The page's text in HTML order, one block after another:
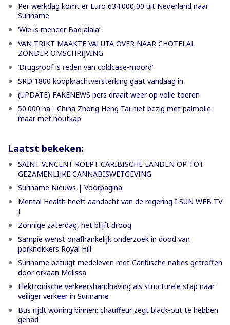
Per werkdag komt er Euro 634.000,00 uit Nederland naar
Suriname
‘Wie is meneer Badjalala’
VAN TRIKT MAAKTE VALUTA OVER NAAR CHOTELAL
ZONDER OMSCHRIJVING
’Drugsroof is reden van coldcase-moord’
SRD 1800 koopkrachtversterking gaat vandaag in
(UPDATE) FAKENEWS pers draait weer op volle toeren
50.000 ha - China Zhong Heng Tai niet bezig met palmolie
maar met houtkap
Laatst bekeken:
SAINT VINCENT ROEPT CARIBISCHE LANDEN OP TOT
GEZAMENLIJKE CANNABISWETGEVING
Suriname Nieuws | Voorpagina
Mental Health heeft aandacht van de regering I SUN WEB TV
I
Zonnige zaterdag, het blijft droog
Sampie wenst onafhankelijk onderzoek in dood van
porknokkers Royal Hill
Suriname betuigt medeleven met Caribische naties getroffen
door orkaan Melissa
Elektronische verkeershandhaving als structurele stap naar
veiliger verkeer in Suriname
Bus rijdt woning binnen: chauffeur zegt black-out te hebben
gehad